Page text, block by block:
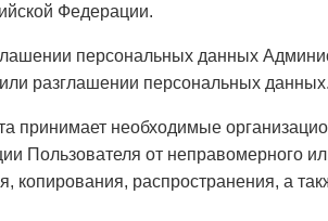
Федерации.
персональных данных
разглашении персональных данных.
принимает необходимые
Пользователя от неправомерного
копирования, распространения, а